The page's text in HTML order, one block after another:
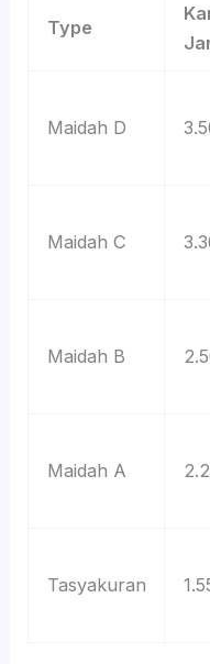
Type
Maidah D
Maidah C
Maidah B
Maidah A
Tasyakuran